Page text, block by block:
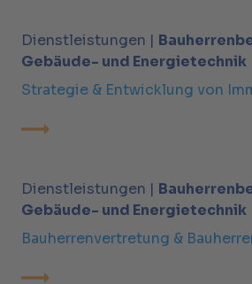
Dienstleistungen |
Gebäude- und Energietechnik
Strategie & Entwicklung von
Dienstleistungen |
Gebäude- und Energietechnik
Bauherren­vertretung &